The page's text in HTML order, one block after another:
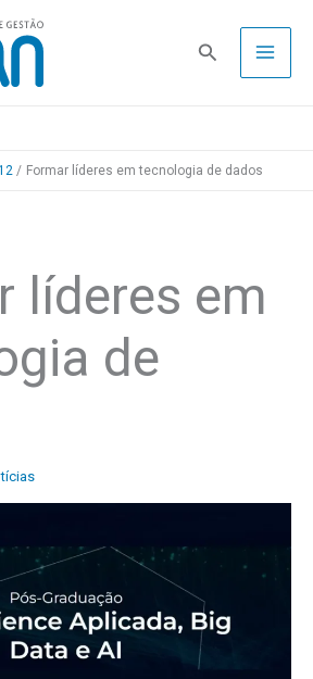
Pesquisa
Formar líderes em tecnologia de dados
líderes em
de